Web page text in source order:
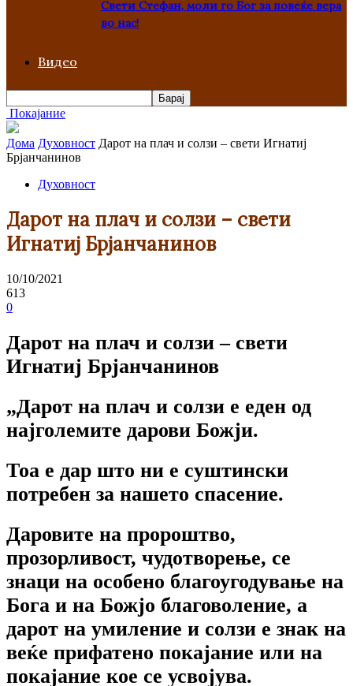
Свети Стефан, моли го Бог за повеќе вера
во нас!
Видео
Покајание
Дома Духовност Дарот на плач и солзи – свети Игнатиј
Брјанчанинов
Духовност
Дарот на плач и солзи – свети
Игнатиј Брјанчанинов
10/10/2021
613
0
Дарот на плач и солзи – свети
Игнатиј Брјанчанинов
„Дарот на плач и солзи е еден од
најголемите дарови Божји.
Тоа е дар што ни е суштински
потребен за нашето спасение.
Даровите на пророштво,
прозорливост, чудотворење, се
знаци на особено благоугодување на
Бога и на Божјо благоволение, а
дарот на умиление и солзи е знак на
веќе прифатено покајание или на
покајание кое се усвојува.